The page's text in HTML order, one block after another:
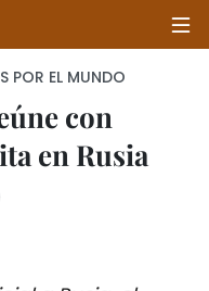
POR EL MUNDO
con
en Rusia